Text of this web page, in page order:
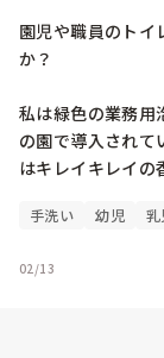
園児や職員のトイ
か？
私は緑色の業務用
の園で導入されて
はキレイキレイの
手洗い 幼児 乳
02/13